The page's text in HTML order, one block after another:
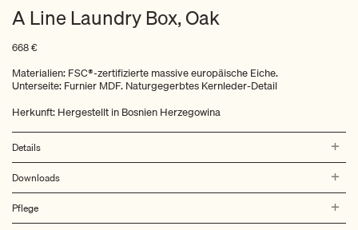
A Line Laundry Box, Oak
668€
Materialien: FSC®-zertifizierte massive europäische Eiche.
Unterseite: Furnier MDF. Naturgegerbtes Kernleder-Detail
Herkunft: Hergestellt in Bosnien Herzegowina
Details
Downloads
Pflege